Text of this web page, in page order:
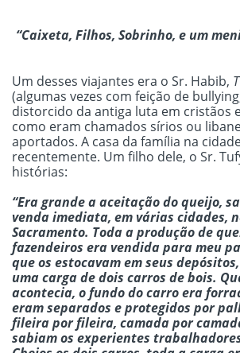
“Caixeta, Filhos, Sobrinho, e um
Um desses viajantes era o Sr. Habib,
(algumas vezes com feição de
distorcido da antiga luta em cristãos
como eram chamados sírios ou
aportados. A casa da família na
recentemente. Um filho dele, o Sr.
histórias:
“Era grande a aceitação do queijo,
venda imediata, em várias cidades,
Sacramento. Toda a produção de
fazendeiros era vendida para meu
que os estocavam em seus
uma carga de dois carros de bois.
acontecia, o fundo do carro era
eram separados e protegidos por
fileira por fileira, camada por
sabiam os experientes